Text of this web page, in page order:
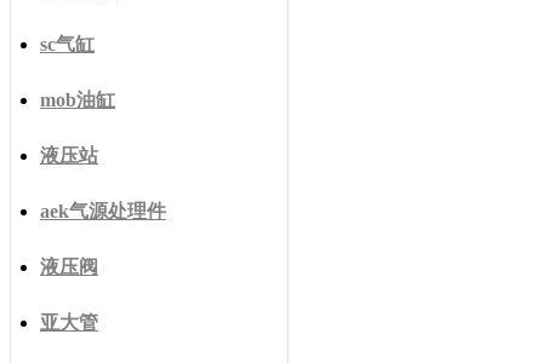
sc气缸
mob油缸
液压站
aek气源处理件
液压阀
亚大管